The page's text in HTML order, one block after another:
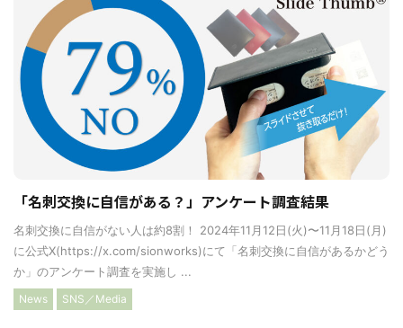
「名刺交換に自信がある？」アンケート調査結果
名刺交換に自信がない人は約8割！ 2024年11月12日(火)〜11月18日(月)
に公式X(https://x.com/sionworks)にて「名刺交換に自信があるかどう
か」のアンケート調査を実施し ...
News SNS／Media